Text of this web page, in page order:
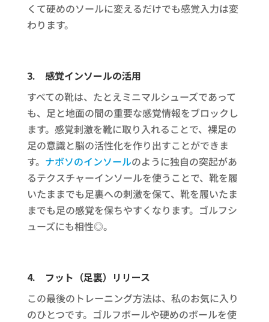
くて硬めのソールに変えるだけでも感覚入力は変
わります。
3. 感覚インソールの活用
すべての靴は、たとえミニマルシューズであって
も、足と地面の間の重要な感覚情報をブロックし
ます。感覚刺激を靴に取り入れることで、裸足の
足の意識と脳の活性化を作り出すことができま
す。 ナボソのインソールのように独自の突起があ
るテクスチャーインソールを使うことで、靴を履
いたままでも足裏への刺激を保て、靴を履いたま
までも足の感覚を保ちやすくなります。ゴルフシ
ューズにも相性◎。
4. フット（足裏）リリース
この最後のトレーニング方法は、私のお気に入り
のひとつです。ゴルフボールや硬めのボールを使